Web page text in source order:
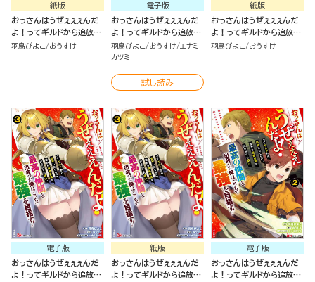
紙版
おっさんはうぜぇぇぇんだ
よ！ってギルドから追放し
たくせに、後から復帰要請
羽鳥ぴよこ おうすけ
電子版
おっさんはうぜぇぇぇんだ
よ！ってギルドから追放し
たくせに、後から復帰要請
を出されても遅い。最高の
で最強を目指す！ コミック
版 （4）
羽鳥ぴよこ おうすけ エナミ
カツミ
試し読み
紙版
おっさんはうぜぇぇぇんだ
よ！ってギルドから追放し
たくせに、後から復帰要請
羽鳥ぴよこ おうすけ
電子版
おっさんはうぜぇぇぇんだ
よ！ってギルドから追放し
紙版
おっさんはうぜぇぇぇんだ
よ！ってギルドから追放し
電子版
おっさんはうぜぇぇぇんだ
よ！ってギルドから追放し